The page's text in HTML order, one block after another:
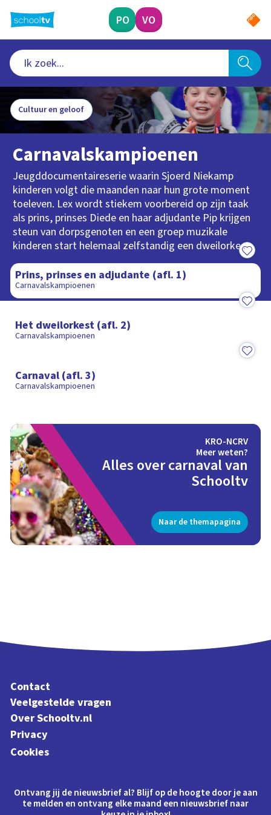
naar
hoofdinhoud
PO VO
Cultuur en geloof
Carnavalskampioenen
Jeugddocumentaireserie waarin Sjoerd Niekamp
kinderen volgt die maanden naar hun grote moment
toeleven. Lex wordt stiekem voorbereid op zijn taak
als prins, prinses Diede en haar adjudante Pip krijgen
steun van dorpsgenoten en een groep muzikale
kinderen start helemaal zelfstandig een dweilorkest.
Prins, prinses en adjudante (afl. 1)
Carnavalskampioenen
Het dweilorkest (afl. 2)
Carnavalskampioenen
13:48
Carnaval (afl. 3)
Carnavalskampioenen
KRO-NCRV
Meer weten?
Alles over carnaval van
Schooltv
Naar de themapagina
Contact
Veelgestelde vragen
Over Schooltv.nl
Privacy
Cookies
Ontvang jij de nieuwsbrief al? Blijf op de hoogte door je aan
te melden en ontvang elke maand een nieuwsbrief naar